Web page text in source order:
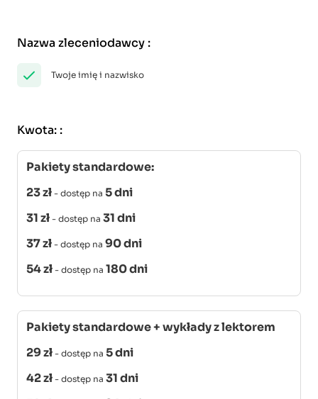
Nazwa zleceniodawcy :
Twoje imię i nazwisko
Kwota: :
Pakiety standardowe:
23 zł - dostęp na 5 dni
31 zł - dostęp na 31 dni
37 zł - dostęp na 90 dni
54 zł - dostęp na 180 dni
Pakiety standardowe + wykłady z lektorem
29 zł - dostęp na 5 dni
42 zł - dostęp na 31 dni